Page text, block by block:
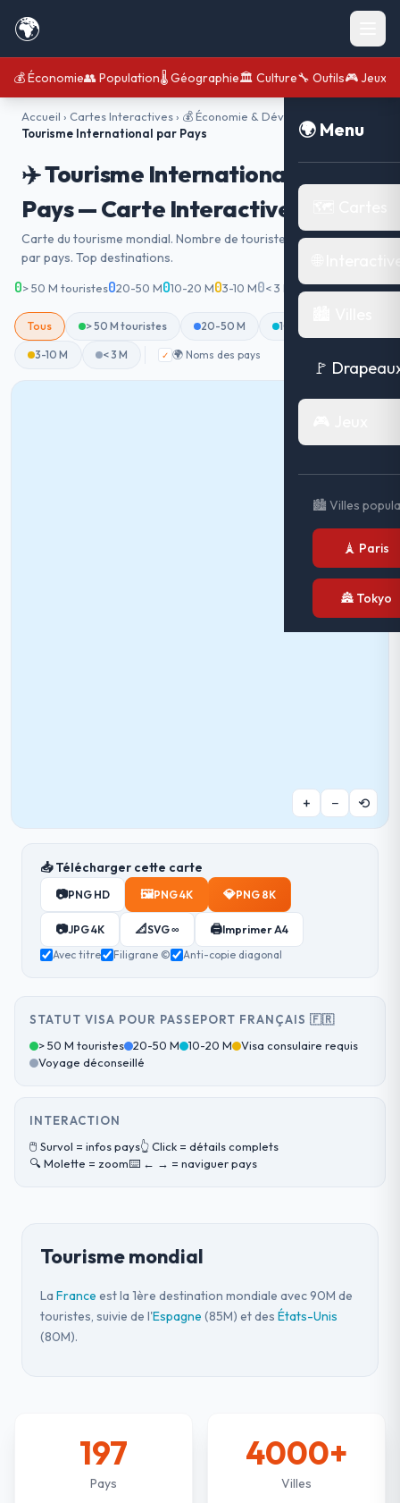
🌍
💰 Économie👥 Population🌡️ Géographie🏛️ Culture🔧 Outils🎮 Jeux
🌍 Menu
🚩
🏙️ Villes
🗼 Paris
🏯 Tokyo
Accueil › Cartes Interactives› 💰 Économie & Développement
Tourisme International par Pays
✈️ Tourisme International par
Pays — Carte Interactive
Carte du tourisme mondial. Nombre de touristes internationaux
par pays. Top destinations.
0> 50 M touristes020-50 M010-20 M03-10 M0< 3 M 0affichés
Tous > 50 M touristes 20-50 M 10-20 M
3-10 M < 3 M ✓ 🌍 Noms des pays
+ − ⟲
📥 Télécharger cette carte
📷PNG HD 🖼️PNG 4K 💎PNG 8K
📷JPG 4K 📐SVG ∞ 🖨️Imprimer A4
Avec titre
Filigrane © Anti-copie diagonal
STATUT VISA POUR PASSEPORT FRANÇAIS 🇫🇷
> 50 M touristes
20-50 M 10-20 M
Visa consulaire requis
Voyage déconseillé
INTERACTION
🖱️ Survol = infos pays👆 Click = détails complets
🔍 Molette = zoom⌨️ ← → = naviguer pays
Tourisme mondial
La France est la 1ère destination mondiale avec 90M de
touristes, suivie de l'Espagne (85M) et des États-Unis
(80M).
197
Pays
4000+
Villes